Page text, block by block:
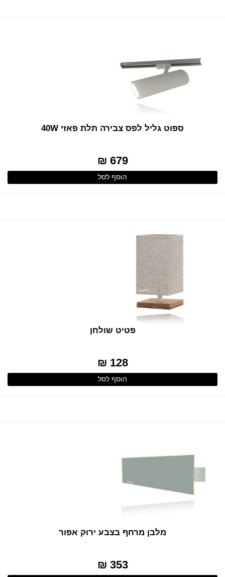
ספוט גליל לפס צבירה תלת פאזי 40W
679 ₪
הוסף לסל
פטיט שולחן
128 ₪
הוסף לסל
מלבן מרחף בצבע ירוק אפור
353 ₪